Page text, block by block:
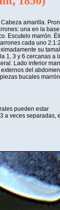
amarilla.
una en la
Escutelo marrón.
cada uno
su
1, 3 y 6 cercanas a
Lado inferior
del abdomen
bucales marrón
pueden estar
a veces separadas, el